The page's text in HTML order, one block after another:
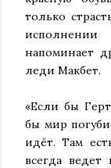
только
напоминает
леди Макбет.
«Если бы
бы мир
идёт. Там
всегда